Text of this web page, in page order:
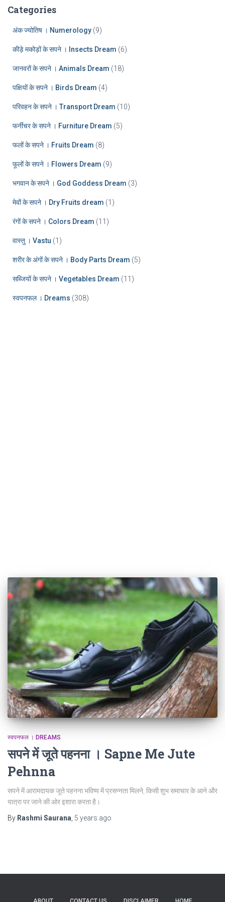
h
Categories
अंक ज्योतिष । Numerology (9)
कीड़े मकोड़ों के सपने । Insects Dream (6)
जानवरों के सपने । Animals Dream (18)
पक्षियों के सपने । Birds Dream (4)
परिवहन के सपने । Transport Dream (10)
फर्नीचर के सपने । Furniture Dream (5)
फलों के सपने । Fruits Dream (8)
फूलों के सपने । Flowers Dream (9)
भगवान के सपने । God Goddess Dream (3)
मेवों के सपने । Dry Fruits dream (1)
रंगों के सपने । Colors Dream (11)
वास्तु । Vastu (1)
शरीर के अंगों के सपने । Body Parts Dream (5)
सब्जियों के सपने । Vegetables Dream (11)
स्वपनफल । Dreams (308)
स्वपनफल । DREAMS
सपने में जूते पहनना । Sapne Me Jute
Pehnna
सपने में आरामदायक जूते पहनना भविष्य में प्रसन्नता मिलने, किसी शुभ समाचार के आने और
यात्रा पर जाने की ओर इशारा करता है।
By Rashmi Saurana 5 years ago